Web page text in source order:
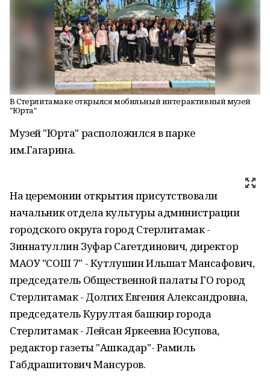
В Стерлитамаке открылся мобильный интерактивный музей
"Юрта"
Музей "Юрта" расположился в парке
им.Гагарина.
На церемонии открытия присутствовали
начальник отдела культуры администрации
городского округа город Стерлитамак -
Зиннатуллин Зуфар Сагетдинович, директор
МАОУ "СОШ 7" - Кутлушин Ильшат Мансафович,
председатель Общественной палаты ГО город
Стерлитамак - Долгих Евгения Александровна,
председатель Курултая башкир города
Стерлитамак - Лейсан Яркеевна Юсупова,
редактор газеты "Ашкадар"- Рамиль
Габдрашитович Мансуров.